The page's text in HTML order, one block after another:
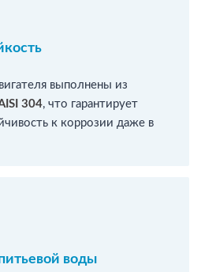
выполнены из
304, что гарантирует
к коррозии даже в
воды